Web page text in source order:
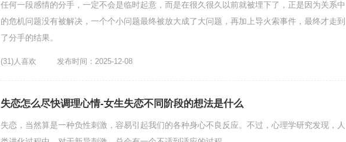
任何一段感情的分手，一定不会是临时起意，而是在很久很久以前就被埋下了，正是因为关系中
的危机问题没有被解决，一个个小问题最终被放大成了大问题，再加上导火索事件，最终才走到
了分手的结果。
(31)人喜欢 发布时间：2025-12-08
失恋怎么尽快调理心情-女生失恋不同阶段的想法是什么
失恋，当然算是一种负性刺激，容易引起我们的各种身心不良反应。不过，心理学研究发现，人